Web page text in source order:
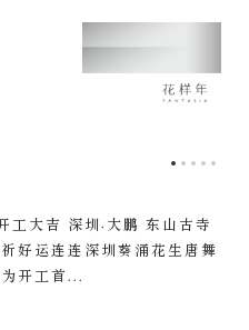
工大吉 深圳·大鹏 东山古寺
好运连连深圳葵涌花生唐舞
开工首...